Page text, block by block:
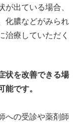
出ている場合、
化膿などがみられ
治療していただく
状を改善できる場
能です。
への受診や薬剤師